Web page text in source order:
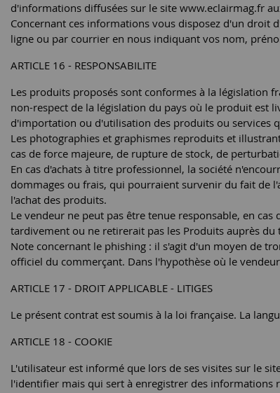
d'informations diffusées sur le site www.eclairmag.fr
Concernant ces informations vous disposez d'un droit
ligne ou par courrier en nous indiquant vos nom,
ARTICLE 16 - RESPONSABILITE
Les produits proposés sont conformes à la législation
non-respect de la législation du pays où le produit est
d'importation ou d'utilisation des produits ou services
Les photographies et graphismes reproduits et
cas de force majeure, de rupture de stock, de
En cas d'achats à titre professionnel, la société
dommages ou frais, qui pourraient survenir du fait de
l'achat des produits.
Le vendeur ne peut pas être tenue responsable, en
tardivement ou ne retirerait pas les Produits auprès
Note concernant le phishing : il s'agit d'un moyen de
officiel du commerçant. Dans l'hypothèse où le
ARTICLE 17 - DROIT APPLICABLE - LITIGES
Le présent contrat est soumis à la loi française. La
ARTICLE 18 - COOKIE
L'utilisateur est informé que lors de ses visites sur le
l'identifier mais qui sert à enregistrer des informations